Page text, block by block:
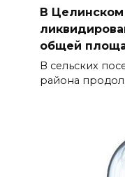
В Целинском
общей
В сельских
района